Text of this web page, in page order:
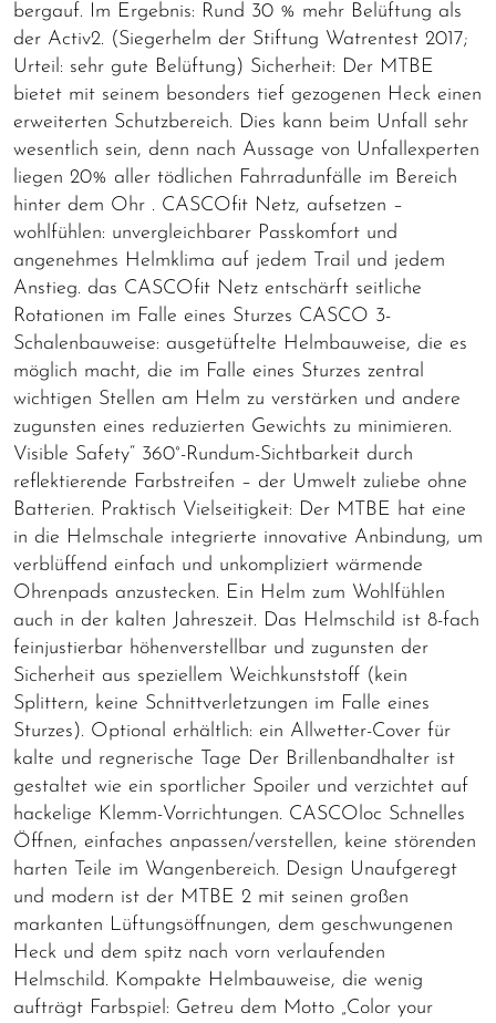
bergauf. Im Ergebnis: Rund 30 % mehr Belüftung als
der Activ2. (Siegerhelm der Stiftung Watrentest 2017;
Urteil: sehr gute Belüftung) Sicherheit: Der MTBE
bietet mit seinem besonders tief gezogenen Heck einen
erweiterten Schutzbereich. Dies kann beim Unfall sehr
wesentlich sein, denn nach Aussage von Unfallexperten
liegen 20% aller tödlichen Fahrradunfälle im Bereich
hinter dem Ohr . CASCOfit Netz, aufsetzen –
wohlfühlen: unvergleichbarer Passkomfort und
angenehmes Helmklima auf jedem Trail und jedem
Anstieg. das CASCOfit Netz entschärft seitliche
Rotationen im Falle eines Sturzes CASCO 3-
Schalenbauweise: ausgetüftelte Helmbauweise, die es
möglich macht, die im Falle eines Sturzes zentral
wichtigen Stellen am Helm zu verstärken und andere
zugunsten eines reduzierten Gewichts zu minimieren.
Visible Safety“ 360°-Rundum-Sichtbarkeit durch
reflektierende Farbstreifen – der Umwelt zuliebe ohne
Batterien. Praktisch Vielseitigkeit: Der MTBE hat eine
in die Helmschale integrierte innovative Anbindung, um
verblüffend einfach und unkompliziert wärmende
Ohrenpads anzustecken. Ein Helm zum Wohlfühlen
auch in der kalten Jahreszeit. Das Helmschild ist 8-fach
feinjustierbar höhenverstellbar und zugunsten der
Sicherheit aus speziellem Weichkunststoff (kein
Splittern, keine Schnittverletzungen im Falle eines
Sturzes). Optional erhältlich: ein Allwetter-Cover für
kalte und regnerische Tage Der Brillenbandhalter ist
gestaltet wie ein sportlicher Spoiler und verzichtet auf
hackelige Klemm-Vorrichtungen. CASCOloc Schnelles
Öffnen, einfaches anpassen/verstellen, keine störenden
harten Teile im Wangenbereich. Design Unaufgeregt
und modern ist der MTBE 2 mit seinen großen
markanten Lüftungsöffnungen, dem geschwungenen
Heck und dem spitz nach vorn verlaufenden
Helmschild. Kompakte Helmbauweise, die wenig
aufträgt Farbspiel: Getreu dem Motto „Color your